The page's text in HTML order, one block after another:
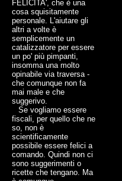
FELICITA', che è una
cosa squisitamente
personale. L'aiutare gli
altri a volte è
semplicemente un
catalizzatore per essere
un po' più pimpanti,
insomma una molto
opinabile via traversa -
che comunque non fa
mai male e che
suggerivo.
Se vogliamo essere
fiscali, per quello che ne
so, non è
scientificamente
possibile essere felici a
comando. Quindi non ci
sono suggerimenti o
ricette che tengano. Ma